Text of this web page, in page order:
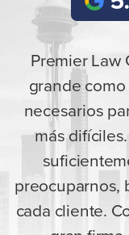
Premier
grande
necesarios
más
preocuparnos,
cada cliente.